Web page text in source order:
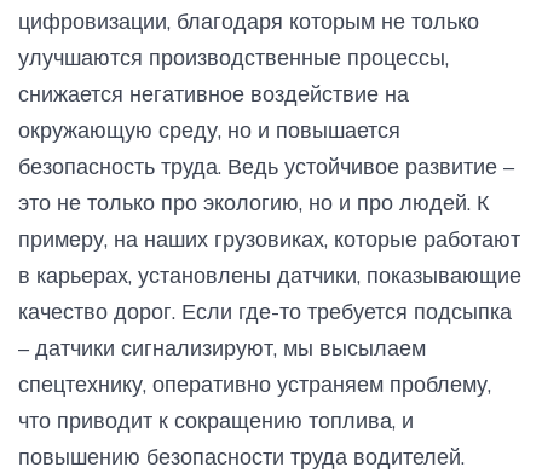
цифровизации, благодаря которым не только
улучшаются производственные процессы,
снижается негативное воздействие на
окружающую среду, но и повышается
безопасность труда. Ведь устойчивое развитие –
это не только про экологию, но и про людей. К
примеру, на наших грузовиках, которые работают
в карьерах, установлены датчики, показывающие
качество дорог. Если где-то требуется подсыпка
– датчики сигнализируют, мы высылаем
спецтехнику, оперативно устраняем проблему,
что приводит к сокращению топлива, и
повышению безопасности труда водителей.